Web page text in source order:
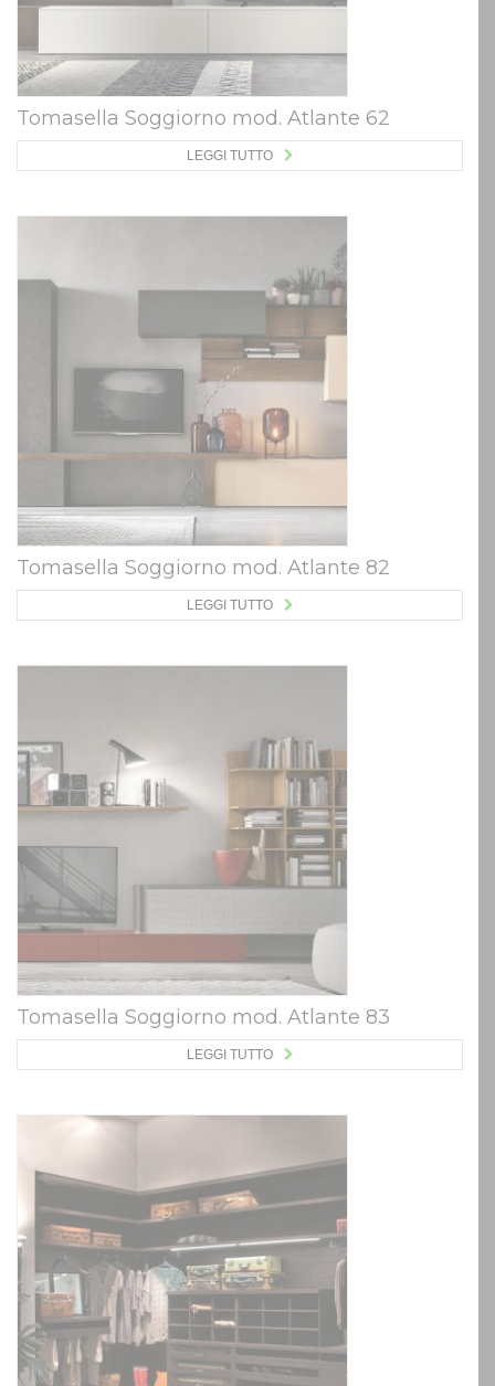
Tomasella Soggiorno mod. Atlante 62
LEGGI TUTTO
Tomasella Soggiorno mod. Atlante 82
LEGGI TUTTO
Tomasella Soggiorno mod. Atlante 83
LEGGI TUTTO